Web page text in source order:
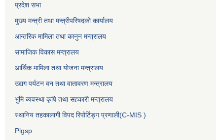
प्रदेश सभा
मुख्य मन्त्री तथा मन्त्रीपरिषदको कार्यालय
आन्तरिक मामिला तथा कानुन मन्त्रालय
सामाजिक विकास मन्त्रालय
आर्थिक मामिला तथा योजना मन्त्रालय
उद्यग पर्यटन वन तथा वातावरण मन्त्रालय
भुमि ब्यवस्था कृषि तथा सहकारी मन्त्रालय
स्थानिय तहकालागी विपद रिपोर्टिङ्ग प्रणाली(C-MIS )
Plgsp